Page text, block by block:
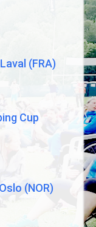
(FRA)
Cup
(NOR)